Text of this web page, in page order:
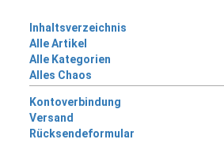
Inhaltsverzeichnis
Alle Artikel
Alle Kategorien
Alles Chaos
Kontoverbindung
Versand
Rücksendeformular